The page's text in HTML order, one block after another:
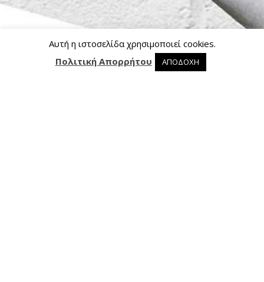
0 0 προϊόντα στο καλάθι
Αυτή η ιστοσελίδα χρησιμοποιεί cookies.
Πολιτική Απορρήτου
ΑΠΟΔΟΧΗ